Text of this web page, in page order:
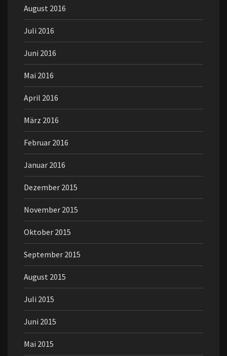
August 2016
Juli 2016
Juni 2016
Mai 2016
April 2016
März 2016
Februar 2016
Januar 2016
Dezember 2015
November 2015
Oktober 2015
September 2015
August 2015
Juli 2015
Juni 2015
Mai 2015